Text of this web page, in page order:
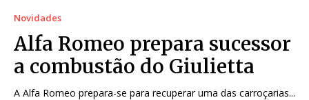
Novidades
Alfa Romeo prepara sucessor
a combustão do Giulietta
A Alfa Romeo prepara-se para recuperar uma das carroçarias...